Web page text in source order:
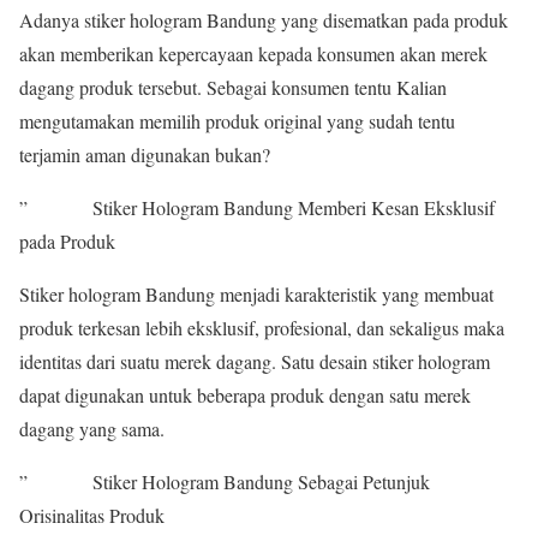
Adanya stiker hologram Bandung yang disematkan pada produk
akan memberikan kepercayaan kepada konsumen akan merek
dagang produk tersebut. Sebagai konsumen tentu Kalian
mengutamakan memilih produk original yang sudah tentu
terjamin aman digunakan bukan?
” Stiker Hologram Bandung Memberi Kesan Eksklusif
pada Produk
Stiker hologram Bandung menjadi karakteristik yang membuat
produk terkesan lebih eksklusif, profesional, dan sekaligus maka
identitas dari suatu merek dagang. Satu desain stiker hologram
dapat digunakan untuk beberapa produk dengan satu merek
dagang yang sama.
” Stiker Hologram Bandung Sebagai Petunjuk
Orisinalitas Produk